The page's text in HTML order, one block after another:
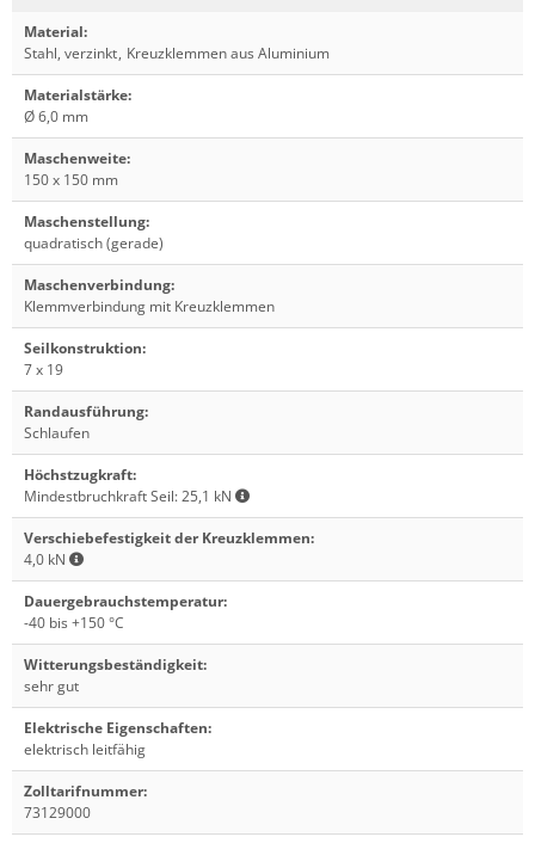
Material:
Stahl, verzinkt, Kreuzklemmen aus Aluminium
Materialstärke:
Ø 6,0 mm
Maschenweite:
150 x 150 mm
Maschenstellung:
quadratisch (gerade)
Maschenverbindung:
Klemmverbindung mit Kreuzklemmen
Seilkonstruktion:
7 x 19
Randausführung:
Schlaufen
Höchstzugkraft:
Mindestbruchkraft Seil: 25,1 kN
Verschiebefestigkeit der Kreuzklemmen:
4,0 kN
Dauergebrauchstemperatur:
-40 bis +150 °C
Witterungsbeständigkeit:
sehr gut
Elektrische Eigenschaften:
elektrisch leitfähig
Zolltarifnummer:
73129000